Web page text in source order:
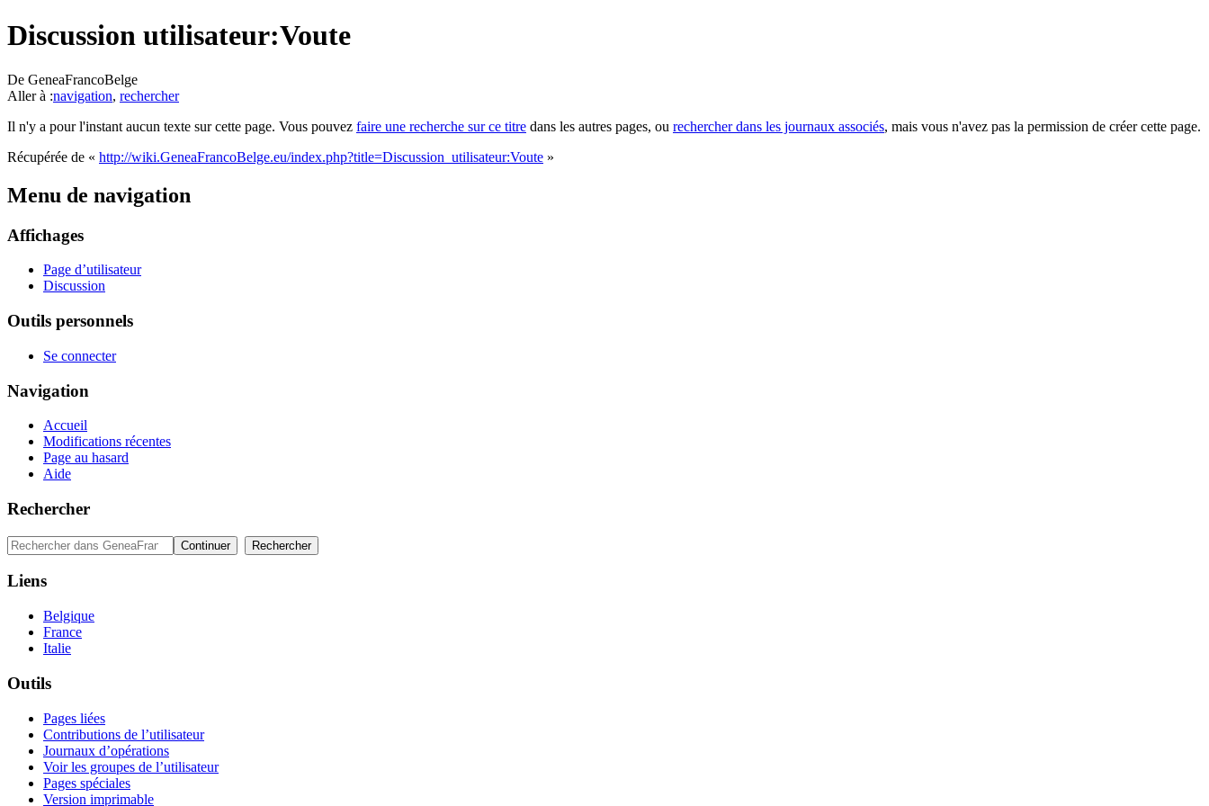
Discussion utilisateur:Voute
De GeneaFrancoBelge
Aller à :navigation, rechercher
Il n'y a pour l'instant aucun texte sur cette page. Vous pouvez faire une recherche sur ce titre dans les autres pages, ou rechercher dans les journaux associés, mais vous n'avez pas la permission de créer cette page.
Récupérée de « http://wiki.GeneaFrancoBelge.eu/index.php?title=Discussion_utilisateur:Voute »
Menu de navigation
Affichages
Page d’utilisateur
Discussion
Outils personnels
Se connecter
Navigation
Accueil
Modifications récentes
Page au hasard
Aide
Rechercher
Liens
Belgique
France
Italie
Outils
Pages liées
Contributions de l’utilisateur
Journaux d’opérations
Voir les groupes de l’utilisateur
Pages spéciales
Version imprimable